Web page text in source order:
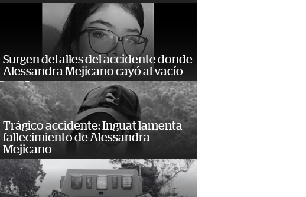
Surgen detalles del accidente donde
Alessandra Mejicano cayó al vacío
Trágico accidente: Inguat lamenta
fallecimiento de Alessandra
Mejicano